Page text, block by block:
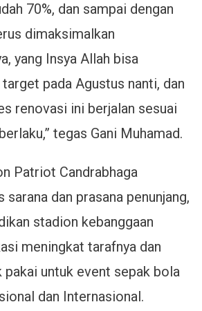
70%, dan sampai dengan
dimaksimalkan
yang Insya Allah bisa
pada Agustus nanti, dan
renovasi ini berjalan sesuai
tegas Gani Muhamad.
Patriot Candrabhaga
dan prasana penunjang,
stadion kebanggaan
meningkat tarafnya dan
pakai untuk event sepak bola
dan Internasional.